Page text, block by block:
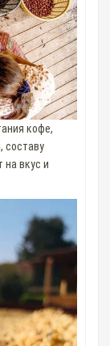
кофе,
составу
на вкус и